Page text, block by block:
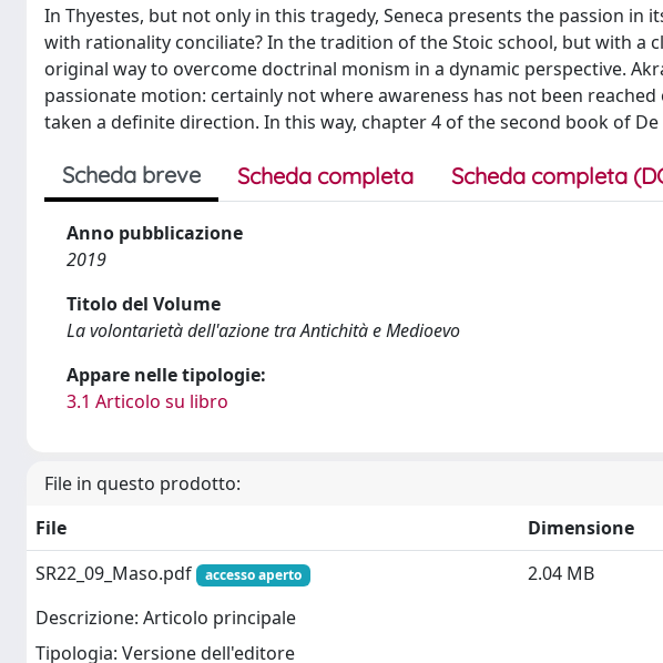
In Thyestes, but not only in this tragedy, Seneca presents the passion in
with rationality conciliate? In the tradition of the Stoic school, but with a
original way to overcome doctrinal monism in a dynamic perspective.
passionate motion: certainly not where awareness has not been
taken a definite direction. In this way, chapter 4 of the second book of
Scheda breve Scheda completa Scheda completa
Anno pubblicazione
2019
Titolo del Volume
La volontarietà dell'azione tra Antichità e Medioevo
Appare nelle tipologie:
3.1 Articolo su libro
File in questo prodotto:
File
Dimensione
SR22_09_Maso.pdf
accesso aperto
Descrizione: Articolo principale
Tipologia: Versione dell'editore
2.04 MB